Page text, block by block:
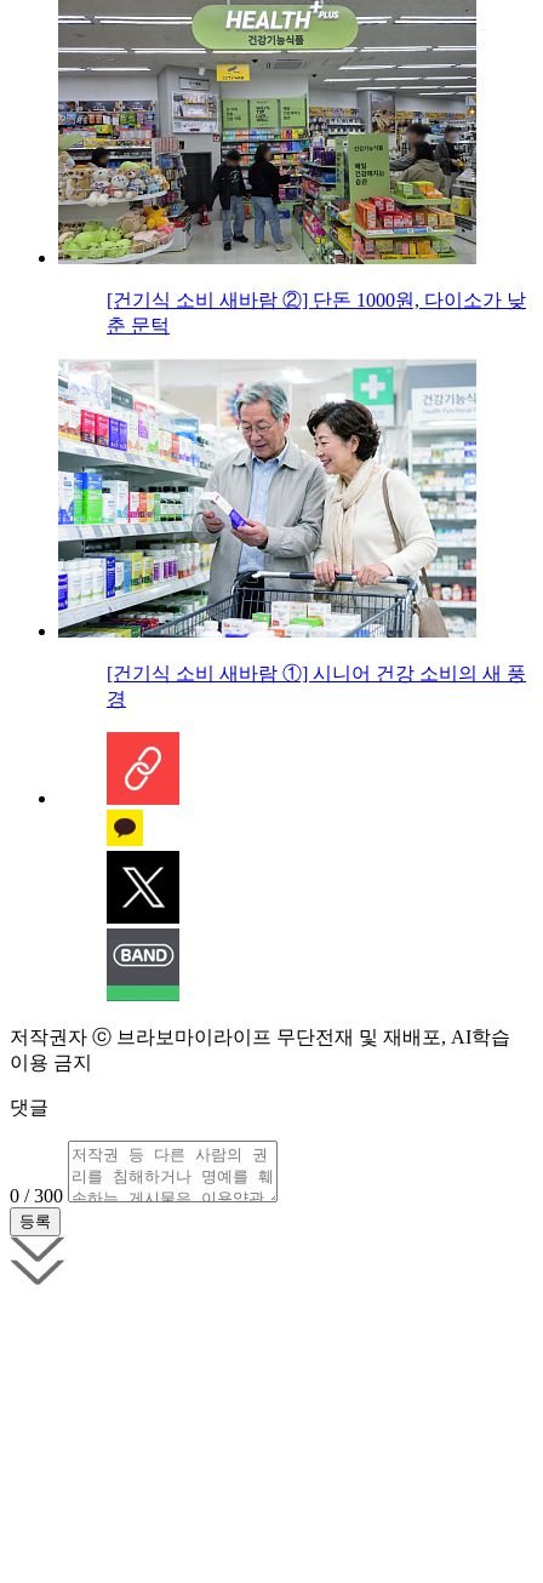
[건기식 소비 새바람 ②] 단돈 1000원, 다이소가 낮
춘 문턱
[건기식 소비 새바람 ①] 시니어 건강 소비의 새 풍
경
저작권자 ⓒ 브라보마이라이프 무단전재 및 재배포, AI학습
이용 금지
댓글
0 / 300